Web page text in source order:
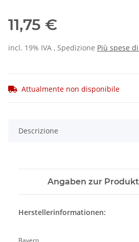
11,75 €
incl. 19% IVA , Spedizione Più spese
Attualmente non disponibile
Descrizione
Angaben zur
Herstellerinformationen:
Bayern